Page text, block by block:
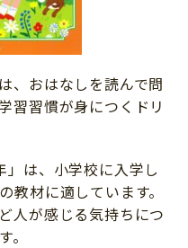
、おはなしを読んで問
習習慣が身につくドリ
は、小学校に入学し
教材に適しています。
人が感じる気持ちにつ
。